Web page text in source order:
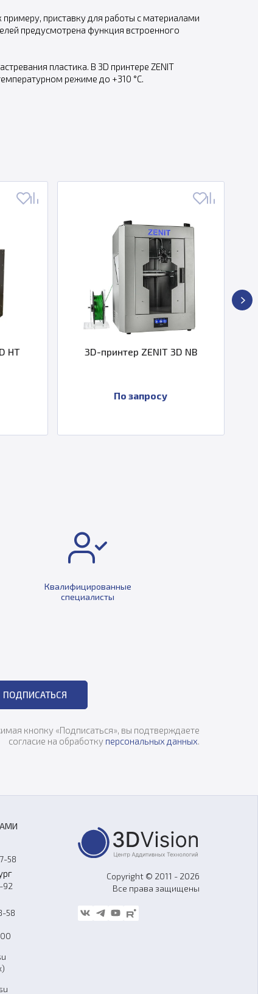
приставку для работы с материалами
предусмотрена функция встроенного
пластика. В 3D принтере ZENIT
режиме до +310 °С.
принтер ZENIT 3D NB 3D-принтер ZENIT
Квалифицированные
специалисты
ПОДПИСАТЬСЯ
кнопку «Подписаться», вы подтверждаете
согласие на обработку персональных данных.
58
92
58
Copyright © 2011 - 2026
Все права защищены